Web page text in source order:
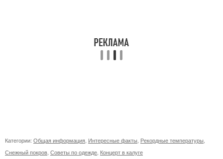
Категории: Общая информация Интересные факты Рекордные температуры
Снежный покров Советы по одежде Концерт в калуге